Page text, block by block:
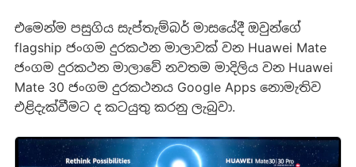
එමෙන්ම පසුගිය සැප්තැම්බර් මාසයේදී ඔවුන්ගේ
flagship ජංගම දුරකථන මාලාවක් වන Huawei Mate
ජංගම දුරකථන මාලාවේ නවතම මාදිලිය වන Huawei
Mate 30 ජංගම දුරකථනය Google Apps නොමැතිව
එළිදැක්වීමට ද කටයුතු කරනු ලැබුවා.